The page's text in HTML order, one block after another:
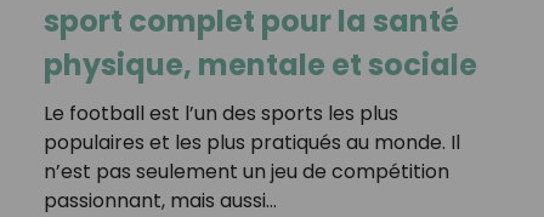
sport complet pour la santé
physique, mentale et sociale
Le football est l’un des sports les plus
populaires et les plus pratiqués au monde. Il
n’est pas seulement un jeu de compétition
passionnant, mais aussi…